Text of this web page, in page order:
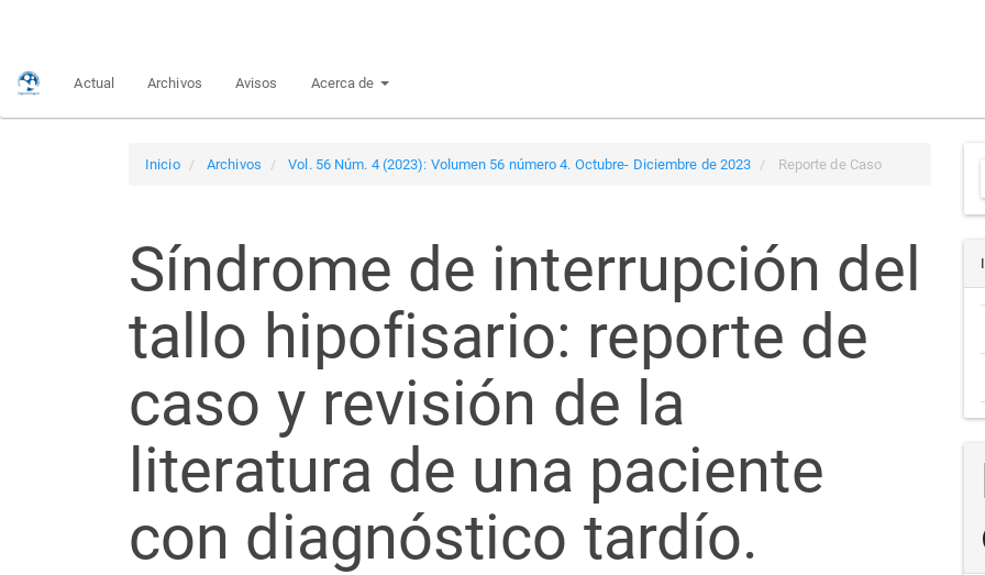
principalActual Archivos Avisos Acerca de
Inicio Archivos Vol. 56 Núm. 4 (2023): Volumen 56 número 4. Octubre- Diciembre de 2023 Reporte de Caso
Síndrome de interrupción del
tallo hipofisario: reporte de
caso y revisión de la
literatura de una paciente
con diagnóstico tardío.